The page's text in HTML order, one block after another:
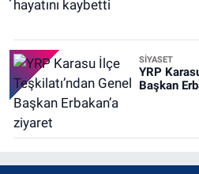
SİYASET
YRP
Başkan